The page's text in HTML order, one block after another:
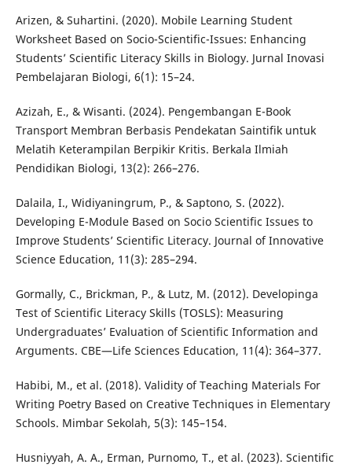
Arizen, & Suhartini. (2020). Mobile Learning Student
Worksheet Based on Socio-Scientific-Issues: Enhancing
Students’ Scientific Literacy Skills in Biology. Jurnal Inovasi
Pembelajaran Biologi, 6(1): 15–24.
Azizah, E., & Wisanti. (2024). Pengembangan E-Book
Transport Membran Berbasis Pendekatan Saintifik untuk
Melatih Keterampilan Berpikir Kritis. Berkala Ilmiah
Pendidikan Biologi, 13(2): 266–276.
Dalaila, I., Widiyaningrum, P., & Saptono, S. (2022).
Developing E-Module Based on Socio Scientific Issues to
Improve Students’ Scientific Literacy. Journal of Innovative
Science Education, 11(3): 285–294.
Gormally, C., Brickman, P., & Lutz, M. (2012). Developinga
Test of Scientific Literacy Skills (TOSLS): Measuring
Undergraduates’ Evaluation of Scientific Information and
Arguments. CBE—Life Sciences Education, 11(4): 364–377.
Habibi, M., et al. (2018). Validity of Teaching Materials For
Writing Poetry Based on Creative Techniques in Elementary
Schools. Mimbar Sekolah, 5(3): 145–154.
Husniyyah, A. A., Erman, Purnomo, T., et al. (2023). Scientific